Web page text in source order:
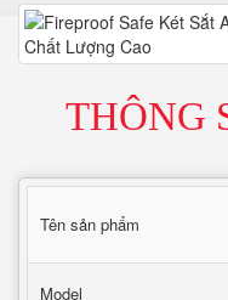
THÔNG
Tên sản phẩm
Model